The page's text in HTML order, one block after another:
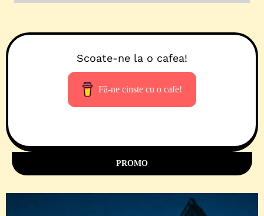
Scoate-ne la o cafea!
Fă-ne cinste cu o cafe!
PROMO